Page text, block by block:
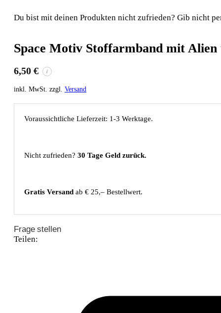
Du bist mit deinen Produkten nicht zufrieden? Gib nicht
Space Motiv Stoffarmband mit
6,50 € i
inkl. MwSt. zzgl. Versand
Voraussichtliche Lieferzeit: 1-3 Werktage.
Nicht zufrieden? 30 Tage Geld zurück.
Gratis Versand ab € 25,– Bestellwert.
Frage stellen
Teilen: